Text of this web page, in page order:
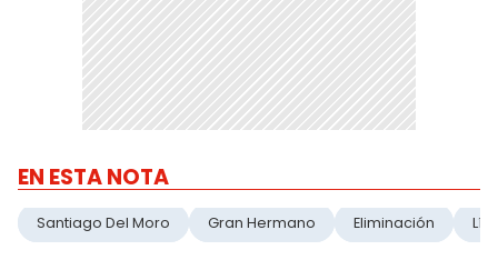
EN ESTA NOTA
Santiago Del Moro Gran Hermano Eliminación